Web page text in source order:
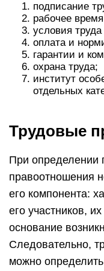
подписание
рабочее
условия
оплата и
гарантии и
охрана труда;
институт
отдельных
Трудовые
При определении
правоотношения
его компонента:
его участников,
основание
Следовательно,
можно